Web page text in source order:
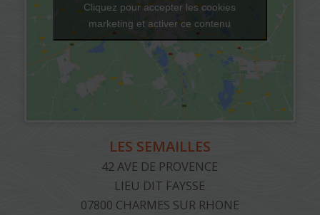
Cliquez pour accepter les cookies
marketing et activer ce contenu
LES SEMAILLES
42 AVE DE PROVENCE
LIEU DIT FAYSSE
07800 CHARMES SUR RHONE